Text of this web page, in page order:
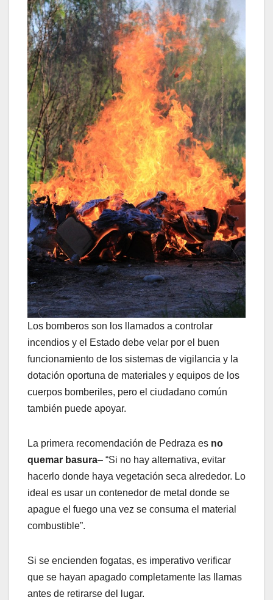
Los bomberos son los llamados a controlar
incendios y el Estado debe velar por el buen
funcionamiento de los sistemas de vigilancia y la
dotación oportuna de materiales y equipos de los
cuerpos bomberiles, pero el ciudadano común
también puede apoyar.
La primera recomendación de Pedraza es no
quemar basura– “Si no hay alternativa, evitar
hacerlo donde haya vegetación seca alrededor. Lo
ideal es usar un contenedor de metal donde se
apague el fuego una vez se consuma el material
combustible”.
Si se encienden fogatas, es imperativo verificar
que se hayan apagado completamente las llamas
antes de retirarse del lugar.